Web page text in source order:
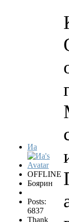
Иа
OFFLINE
Боярин
Posts:
6837
Thank